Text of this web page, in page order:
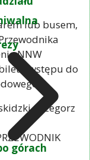
górach
lub busem,
NNW
wstępu do
Grzegorz